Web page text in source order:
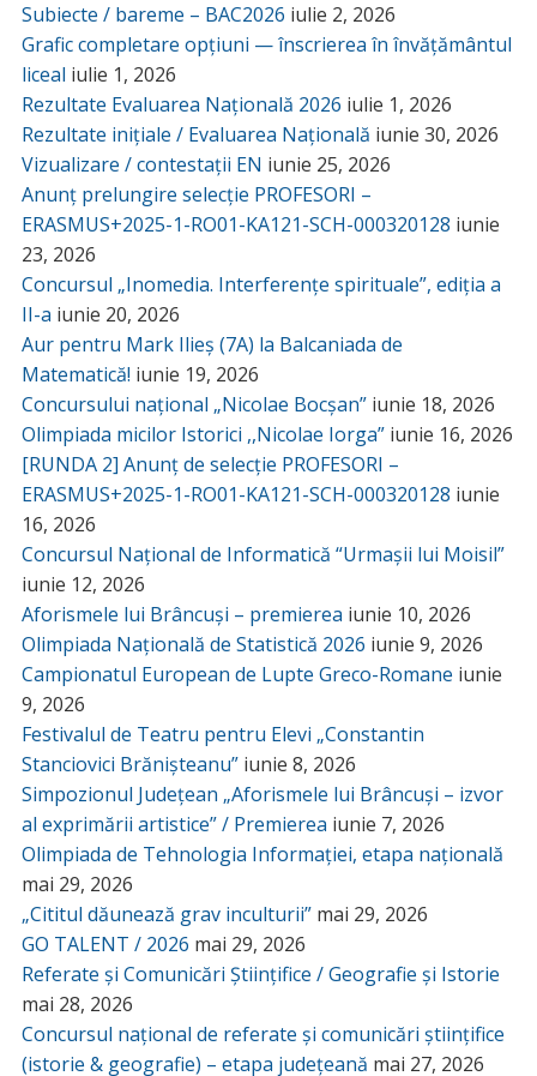
Subiecte / bareme – BAC2026 iulie 2, 2026
Grafic completare opțiuni — înscrierea în învățământul
liceal iulie 1, 2026
Rezultate Evaluarea Națională 2026 iulie 1, 2026
Rezultate inițiale / Evaluarea Națională iunie 30, 2026
Vizualizare / contestații EN iunie 25, 2026
Anunț prelungire selecție PROFESORI –
ERASMUS+2025-1-RO01-KA121-SCH-000320128 iunie
23, 2026
Concursul „Inomedia. Interferențe spirituale”, ediția a
II-a iunie 20, 2026
Aur pentru Mark Ilieș (7A) la Balcaniada de
Matematică! iunie 19, 2026
Concursului național „Nicolae Bocșan” iunie 18, 2026
Olimpiada micilor Istorici ,,Nicolae Iorga” iunie 16, 2026
[RUNDA 2] Anunț de selecție PROFESORI –
ERASMUS+2025-1-RO01-KA121-SCH-000320128 iunie
16, 2026
Concursul Național de Informatică “Urmașii lui Moisil”
iunie 12, 2026
Aforismele lui Brâncuși – premierea iunie 10, 2026
Olimpiada Națională de Statistică 2026 iunie 9, 2026
Campionatul European de Lupte Greco-Romane iunie
9, 2026
Festivalul de Teatru pentru Elevi „Constantin
Stanciovici Brănișteanu” iunie 8, 2026
Simpozionul Județean „Aforismele lui Brâncuși – izvor
al exprimării artistice” / Premierea iunie 7, 2026
Olimpiada de Tehnologia Informației, etapa națională
mai 29, 2026
„Cititul dăunează grav inculturii” mai 29, 2026
GO TALENT / 2026 mai 29, 2026
Referate și Comunicări Științifice / Geografie și Istorie
mai 28, 2026
Concursul național de referate și comunicări științifice
(istorie & geografie) – etapa județeană mai 27, 2026